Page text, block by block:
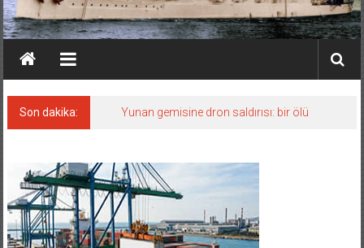
Son dakika: Yunan gemisine dron saldırısı: bir ölü